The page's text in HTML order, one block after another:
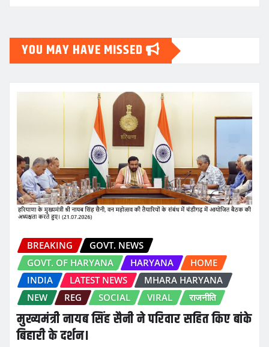
YOU MAY HAVE MISSED
BREAKING
GOVT. NEWS
GOVT. OF HARYANA
HARYANA
HOME
INDIA
LATEST NEWS
MHARA HARYANA
NEW
REG SOCIAL VIRAL राजनीति
मुख्यमंत्री नायब सिंह सैनी ने परिवार सहित किए बांके
बिहारी के दर्शन।